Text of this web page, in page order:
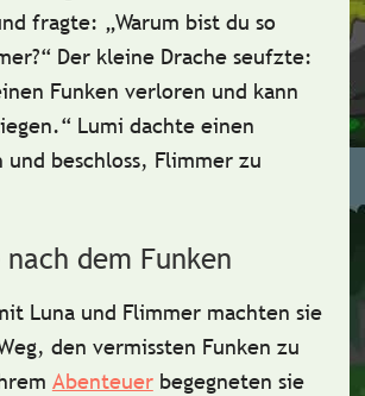
fragte: „Warum bist du so
Der kleine Drache seufzte:
Funken verloren und kann
Lumi dachte einen
und beschloss, Flimmer zu
nach dem Funken
Luna und Flimmer machten sie
den vermissten Funken zu
Abenteuerbegegneten sie